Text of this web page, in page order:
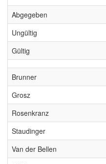
Abgegeben
Ungültig
Gültig
Brunner
Grosz
Rosenkranz
Staudinger
Van der Bellen